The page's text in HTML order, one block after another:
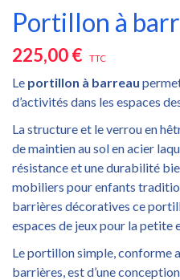
Portillon à
225,00 € TTC
Le portillon à barreau
d’activités dans les espaces
La structure et le verrou en
de maintien au sol en acier
résistance et une durabilité
mobiliers pour enfants
barrières décoratives ce
espaces de jeux pour la petite
Le portillon simple, conforme
barrières, est d’une